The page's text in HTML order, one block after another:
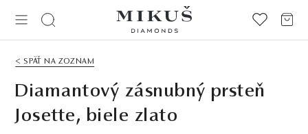
< SPÄŤ NA ZOZNAM
Diamantový zásnubný prsteň
Josette, biele zlato